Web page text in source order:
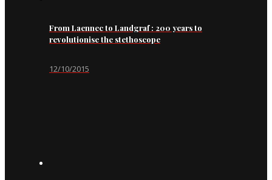
From Laennec to Landgraf : 200 years to
revolutionise the stethoscope
12/10/2015